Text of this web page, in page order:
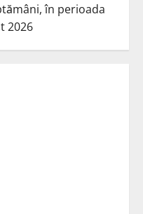
în perioada
2026